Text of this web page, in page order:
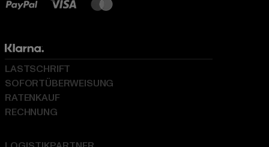
LASTSCHRIFT
SOFORTÜBERWEISUNG
RATENKAUF
RECHNUNG